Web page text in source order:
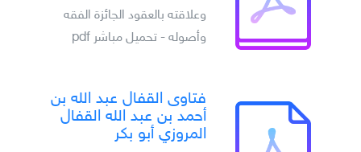
وعلاقته بالعقود الجائزة الفقه
وأصوله - تحميل مباشر pdf
فتاوى القفال عبد الله بن
أحمد بن عبد الله القفال
المروزي أبو بكر